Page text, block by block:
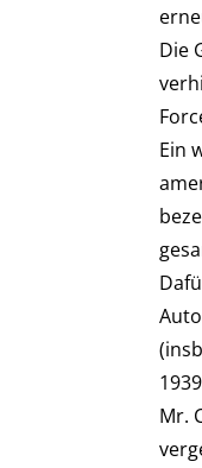
Die
Ein
Mr.